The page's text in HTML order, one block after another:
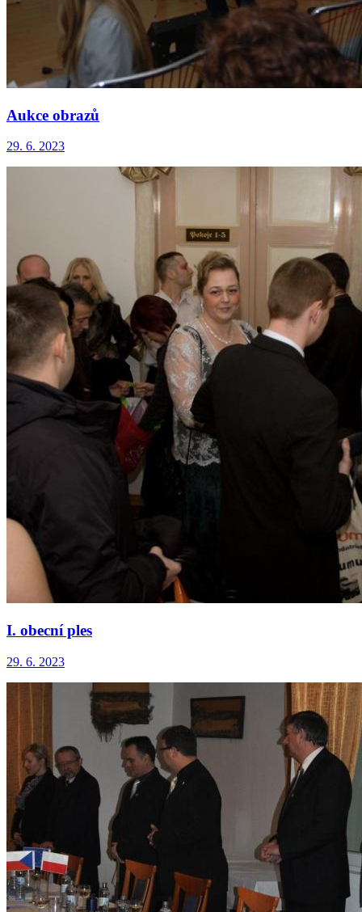
Aukce obrazů
29. 6. 2023
I. obecní ples
29. 6. 2023